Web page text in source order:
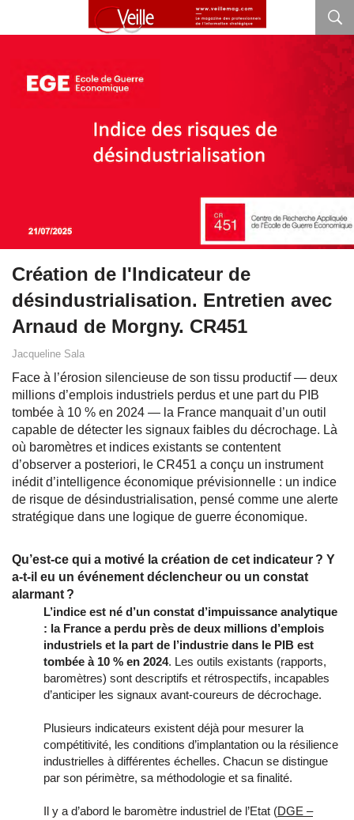
Création de l'Indicateur de
désindustrialisation. Entretien avec
Arnaud de Morgny. CR451
Jacqueline Sala
Face à l’érosion silencieuse de son tissu productif — deux
millions d’emplois industriels perdus et une part du PIB
tombée à 10 % en 2024 — la France manquait d’un outil
capable de détecter les signaux faibles du décrochage. Là
où baromètres et indices existants se contentent
d’observer a posteriori, le CR451 a conçu un instrument
inédit d’intelligence économique prévisionnelle : un indice
de risque de désindustrialisation, pensé comme une alerte
stratégique dans une logique de guerre économique.
Qu’est-ce qui a motivé la création de cet indicateur ? Y
a-t-il eu un événement déclencheur ou un constat
alarmant ?
L’indice est né d’un constat d’impuissance analytique
: la France a perdu près de deux millions d’emplois
industriels et la part de l’industrie dans le PIB est
tombée à 10 % en 2024. Les outils existants (rapports,
baromètres) sont descriptifs et rétrospectifs, incapables
d’anticiper les signaux avant-coureurs de décrochage.
Plusieurs indicateurs existent déjà pour mesurer la
compétitivité, les conditions d’implantation ou la résilience
industrielles à différentes échelles. Chacun se distingue
par son périmètre, sa méthodologie et sa finalité.
Il y a d’abord le baromètre industriel de l’Etat (DGE –